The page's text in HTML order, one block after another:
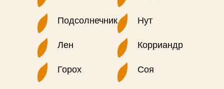
Подсолнечник
Лен
Горох
Нут
Корриандр
Соя